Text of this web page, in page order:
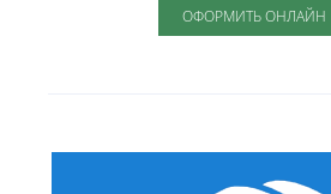
ОФОРМИТЬ ОНЛАЙН